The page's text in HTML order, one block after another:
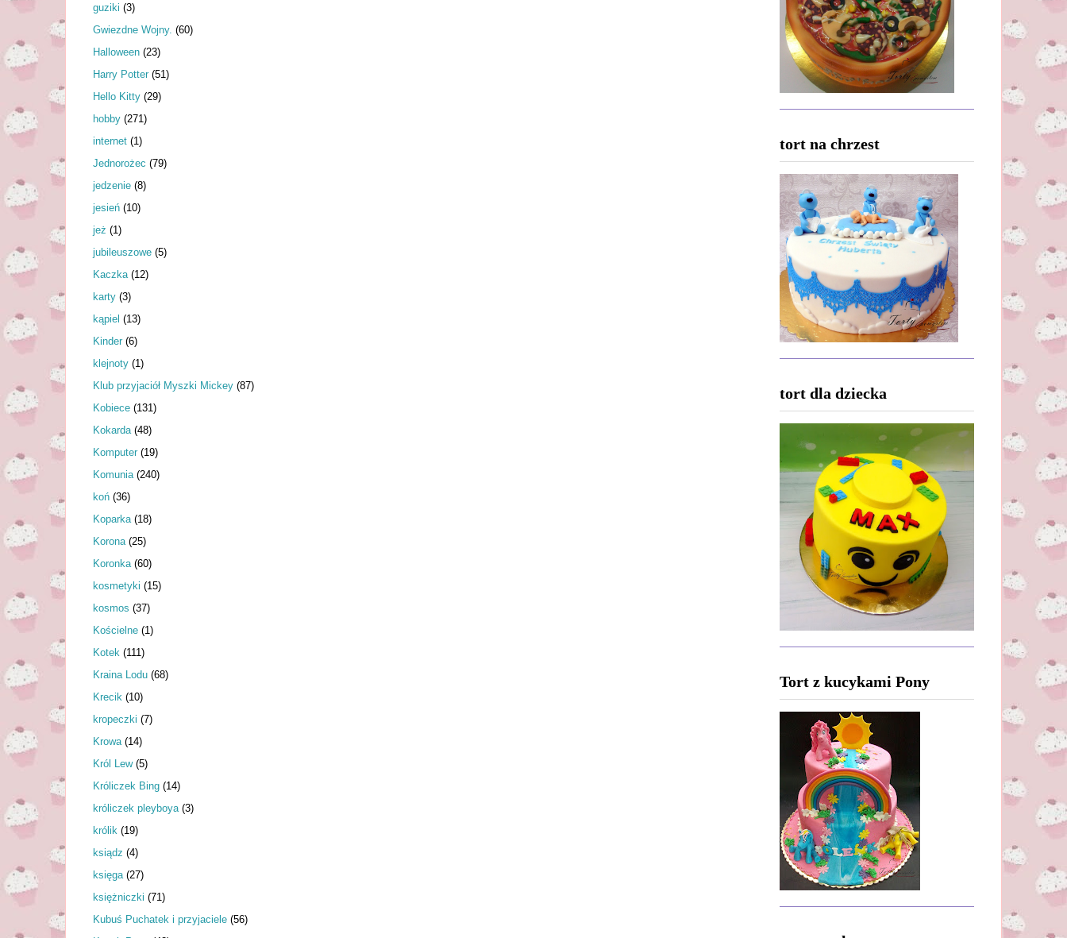
guziki (3)
Gwiezdne Wojny. (60)
Halloween (23)
Harry Potter (51)
Hello Kitty (29)
hobby (271)
internet (1)
Jednorożec (79)
jedzenie (8)
jesień (10)
jeż (1)
jubileuszowe (5)
Kaczka (12)
karty (3)
kąpiel (13)
Kinder (6)
klejnoty (1)
Klub przyjaciół Myszki Mickey (87)
Kobiece (131)
Kokarda (48)
Komputer (19)
Komunia (240)
koń (36)
Koparka (18)
Korona (25)
Koronka (60)
kosmetyki (15)
kosmos (37)
Kościelne (1)
Kotek (111)
Kraina Lodu (68)
Krecik (10)
kropeczki (7)
Krowa (14)
Król Lew (5)
Króliczek Bing (14)
króliczek pleyboya (3)
królik (19)
ksiądz (4)
księga (27)
księżniczki (71)
Kubuś Puchatek i przyjaciele (56)
tort na chrzest
tort dla dziecka
Tort z kucykami Pony